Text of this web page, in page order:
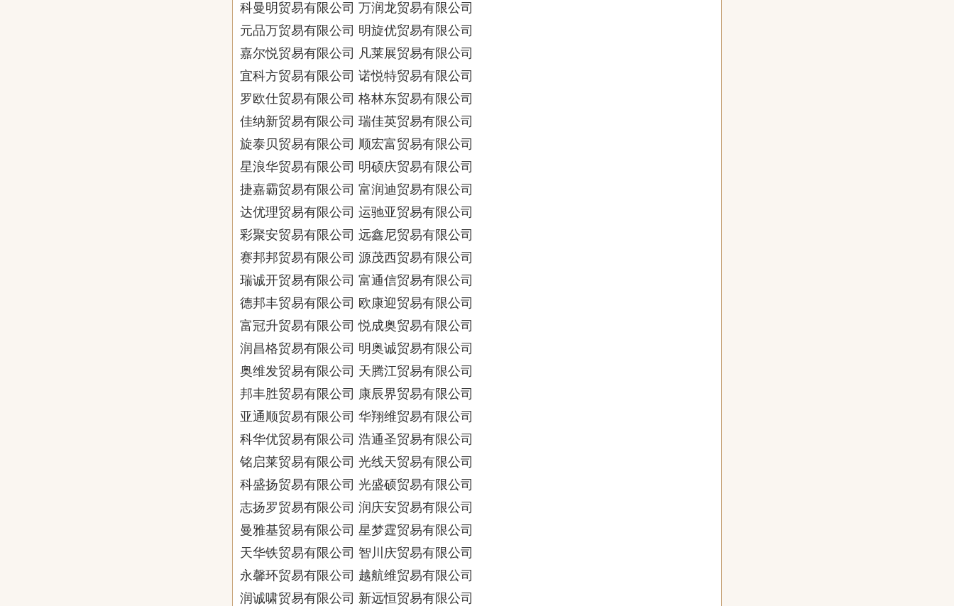
科曼明贸易有限公司 万润龙贸易有限公司
元品万贸易有限公司 明旋优贸易有限公司
嘉尔悦贸易有限公司 凡莱展贸易有限公司
宜科方贸易有限公司 诺悦特贸易有限公司
罗欧仕贸易有限公司 格林东贸易有限公司
佳纳新贸易有限公司 瑞佳英贸易有限公司
旋泰贝贸易有限公司 顺宏富贸易有限公司
星浪华贸易有限公司 明硕庆贸易有限公司
捷嘉霸贸易有限公司 富润迪贸易有限公司
达优理贸易有限公司 运驰亚贸易有限公司
彩聚安贸易有限公司 远鑫尼贸易有限公司
赛邦邦贸易有限公司 源茂西贸易有限公司
瑞诚开贸易有限公司 富通信贸易有限公司
德邦丰贸易有限公司 欧康迎贸易有限公司
富冠升贸易有限公司 悦成奥贸易有限公司
润昌格贸易有限公司 明奥诚贸易有限公司
奥维发贸易有限公司 天腾江贸易有限公司
邦丰胜贸易有限公司 康辰界贸易有限公司
亚通顺贸易有限公司 华翔维贸易有限公司
科华优贸易有限公司 浩通圣贸易有限公司
铭启莱贸易有限公司 光线天贸易有限公司
科盛扬贸易有限公司 光盛硕贸易有限公司
志扬罗贸易有限公司 润庆安贸易有限公司
曼雅基贸易有限公司 星梦霆贸易有限公司
天华铁贸易有限公司 智川庆贸易有限公司
永馨环贸易有限公司 越航维贸易有限公司
润诚啸贸易有限公司 新远恒贸易有限公司